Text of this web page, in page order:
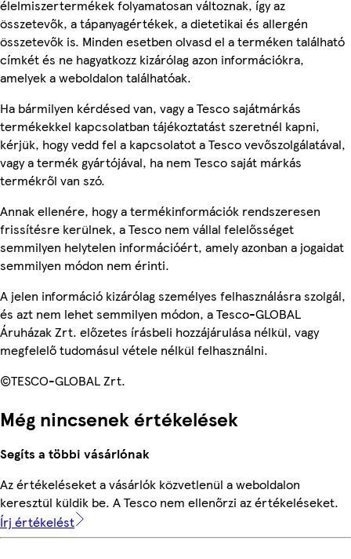
élelmiszertermékek folyamatosan változnak, így az
összetevők, a tápanyagértékek, a dietetikai és allergén
összetevők is. Minden esetben olvasd el a terméken található
címkét és ne hagyatkozz kizárólag azon információkra,
amelyek a weboldalon találhatóak.
Ha bármilyen kérdésed van, vagy a Tesco sajátmárkás
termékekkel kapcsolatban tájékoztatást szeretnél kapni,
kérjük, hogy vedd fel a kapcsolatot a Tesco vevőszolgálatával,
vagy a termék gyártójával, ha nem Tesco saját márkás
termékről van szó.
Annak ellenére, hogy a termékinformációk rendszeresen
frissítésre kerülnek, a Tesco nem vállal felelősséget
semmilyen helytelen információért, amely azonban a jogaidat
semmilyen módon nem érinti.
A jelen információ kizárólag személyes felhasználásra szolgál,
és azt nem lehet semmilyen módon, a Tesco-GLOBAL
Áruházak Zrt. előzetes írásbeli hozzájárulása nélkül, vagy
megfelelő tudomásul vétele nélkül felhasználni.
©TESCO-GLOBAL Zrt.
Még nincsenek értékelések
Segíts a többi vásárlónak
Az értékeléseket a vásárlók közvetlenül a weboldalon
keresztül küldik be. A Tesco nem ellenőrzi az értékeléseket.
Írj értékelést